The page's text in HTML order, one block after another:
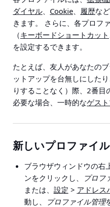
ダイヤル、 Cookie、 履歴な
きます。 さらに、各プロフ
（キーボードショートカット
を設定するできます。
たとえば、友人があなたの
ットアップを台無しにした
りすることなく）際、2番
必要な場合、一時的なゲス
新しいプロファイ
ブラウザウィンドウの右
ンをクリックし、
プロフ
または、 設定 > アドレス
動し、
プロファイル管理